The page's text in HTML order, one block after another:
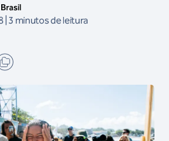
| 3 minutos de leitura